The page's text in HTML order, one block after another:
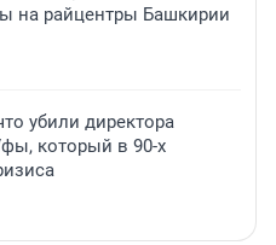
на райцентры Башкирии
убили директора
который в 90-х